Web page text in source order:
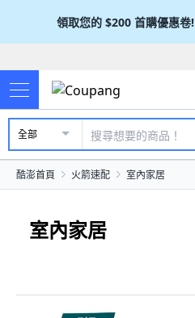
領取您的 $200 首購優惠卷!
全部
酷澎首頁 火箭速配 室內家居
室內家居